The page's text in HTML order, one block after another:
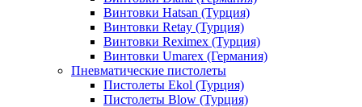
Винтовки Hatsan (Турция)
Винтовки Retay (Турция)
Винтовки Reximex (Турция)
Винтовки Umarex (Германия)
Пневматические пистолеты
Пистолеты Ekol (Турция)
Пистолеты Blow (Турция)